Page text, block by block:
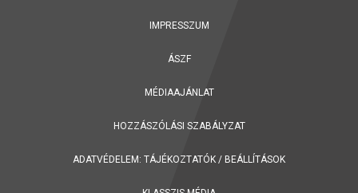
IMPRESSZUM
ÁSZF
MÉDIAAJÁNLAT
HOZZÁSZÓLÁSI SZABÁLYZAT
ADATVÉDELEM: TÁJÉKOZTATÓK / BEÁLLÍTÁSOK